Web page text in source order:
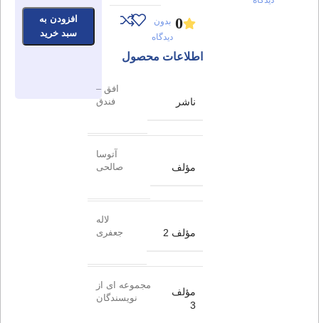
0 بدون
دیدگاه
اطلاعات محصول
ناشر
افق –
فندق
مؤلف
آتوسا
صالحی
مؤلف 2
لاله
جعفری
مؤلف
3
مجموعه ای از
نویسندگان
افزودن به
سبد خرید